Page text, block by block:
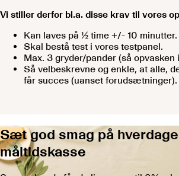
Vi stiller derfor bl.a. disse krav til vores
Kan laves på ½ time +/- 10 minutter.
Skal bestå test i vores testpanel.
Max. 3 gryder/pander (så
Så velbeskrevne og enkle, at alle,
får succes (uanset forudsætninger).
Sæt god smag på
måltidskasse